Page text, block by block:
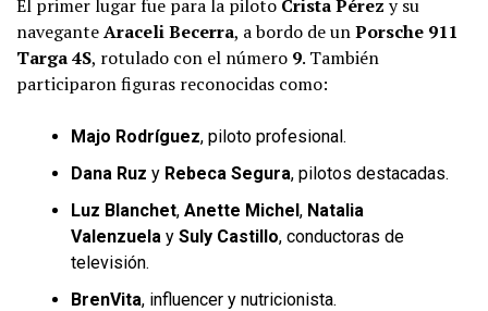
El primer lugar fue para la piloto Crista Pérez y su
naveganteAraceli Becerra, a bordo de unPorsche 911
Targa 4S, rotulado con el número 9. También
participaron figuras reconocidas como:
Majo Rodríguez, piloto profesional.
Dana Ruz y Rebeca Segura, pilotos destacadas.
Luz Blanchet, Anette Michel, Natalia
Valenzuela y Suly Castillo, conductoras de
televisión.
BrenVita, influencer y nutricionista.